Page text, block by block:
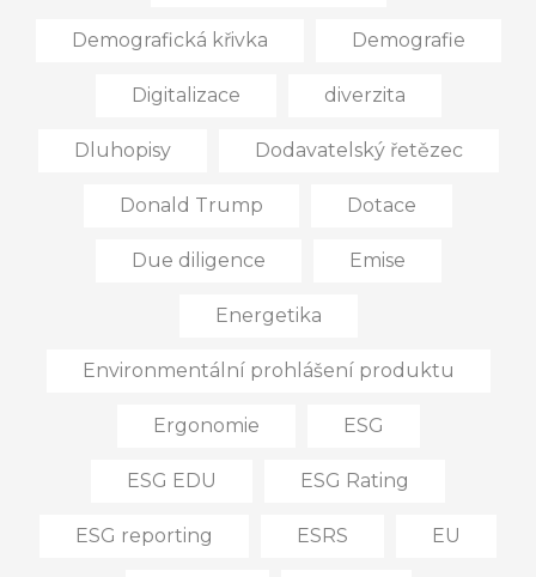
Demografická křivka Demografie
Digitalizace diverzita
Dluhopisy Dodavatelský řetězec
Donald Trump Dotace
Due diligence Emise
Energetika
Environmentální prohlášení produktu
Ergonomie ESG
ESG EDU ESG Rating
ESG reporting ESRS EU